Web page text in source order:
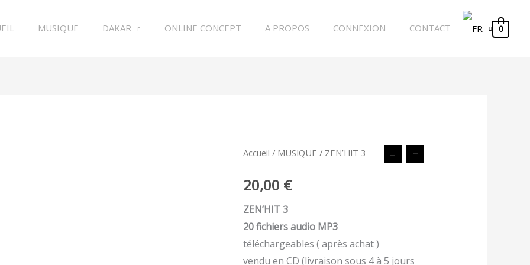
MUSIQUE DAKAR ONLINE CONCEPT A PROPOS CONNEXION CONTACT 0
Accueil / MUSIQUE / ZEN’HIT 3
20,00 €
ZEN’HIT 3
20 fichiers audio MP3
téléchargeables ( après achat )
vendu en CD (livraison sous 4 à 5 jours
quantité
ZEN'HIT
3